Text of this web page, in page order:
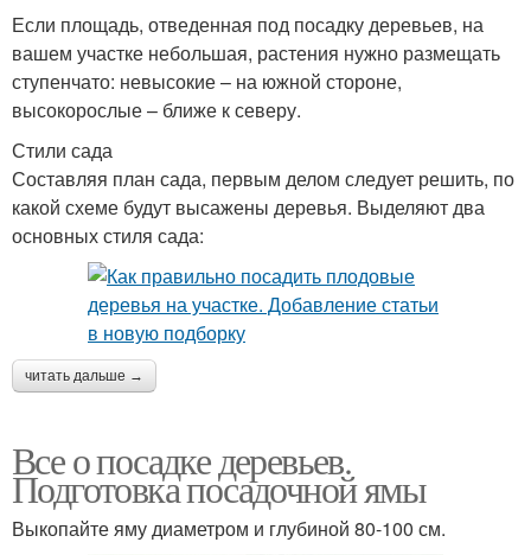
Если площадь, отведенная под посадку деревьев, на
вашем участке небольшая, растения нужно размещать
ступенчато: невысокие – на южной стороне,
высокорослые – ближе к северу.
Стили сада
Составляя план сада, первым делом следует решить, по
какой схеме будут высажены деревья. Выделяют два
основных стиля сада:
читать дальше →
Все о посадке деревьев.
Подготовка посадочной ямы
Выкопайте яму диаметром и глубиной 80-100 см.